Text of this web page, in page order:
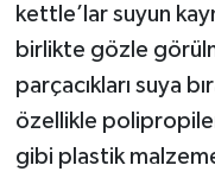
kettle’lar suyun
birlikte gözle
parçacıkları suya
özellikle
gibi plastik